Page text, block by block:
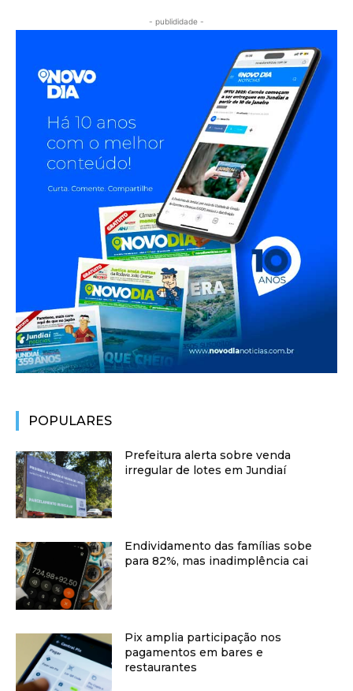
- publididade -
POPULARES
Prefeitura alerta sobre venda
irregular de lotes em Jundiaí
Endividamento das famílias sobe
para 82%, mas inadimplência cai
Pix amplia participação nos
pagamentos em bares e
restaurantes